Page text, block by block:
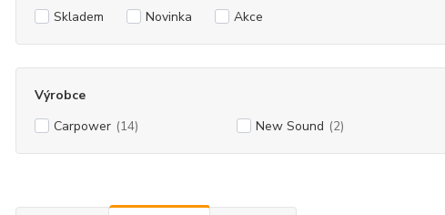
Skladem Novinka Akce
Výrobce
Carpower (14) New Sound (2)